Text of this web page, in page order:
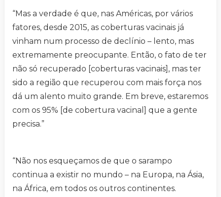
“Mas a verdade é que, nas Américas, por vários
fatores, desde 2015, as coberturas vacinais já
vinham num processo de declínio – lento, mas
extremamente preocupante. Então, o fato de ter
não só recuperado [coberturas vacinais], mas ter
sido a região que recuperou com mais força nos
dá um alento muito grande. Em breve, estaremos
com os 95% [de cobertura vacinal] que a gente
precisa.”
“Não nos esqueçamos de que o sarampo
continua a existir no mundo – na Europa, na Ásia,
na África, em todos os outros continentes.